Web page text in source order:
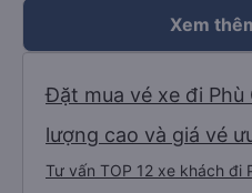
Xem
Đặt mua vé xe đi
lượng cao và giá vé
Tư vấn TOP 12 xe khách